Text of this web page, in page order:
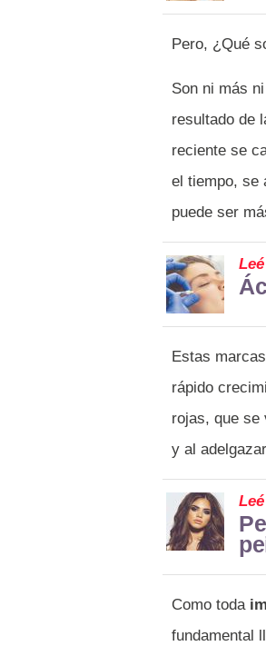
Pero, ¿Qué
Son ni más
resultado de
reciente se
el tiempo, se
puede ser
Estas
rápido
rojas, que se
y al
Como toda
fundamental